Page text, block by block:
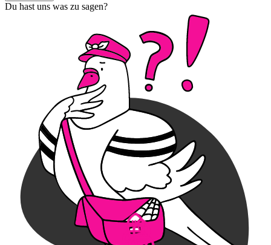
Du hast uns was zu sagen?